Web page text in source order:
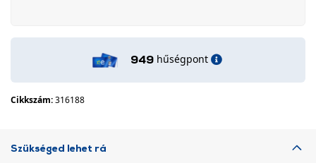
949 hűségpont
Cikkszám:316188
Szükséged lehet rá